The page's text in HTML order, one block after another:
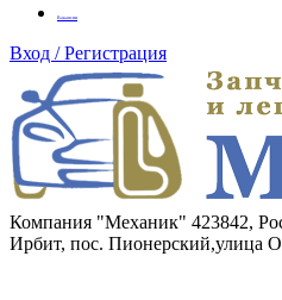
Вакансии
Вход / Регистрация
Компания "Механик" 423842,
Ирбит, пос. Пионерский,улица